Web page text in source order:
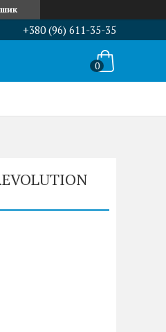
+380 (96) 611-35-35